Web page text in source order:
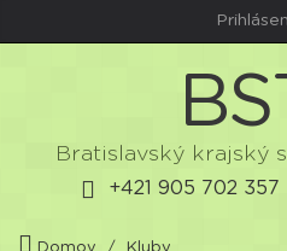
BS
Bratislavský krajský
+421 905 702 357
Domov Kluby